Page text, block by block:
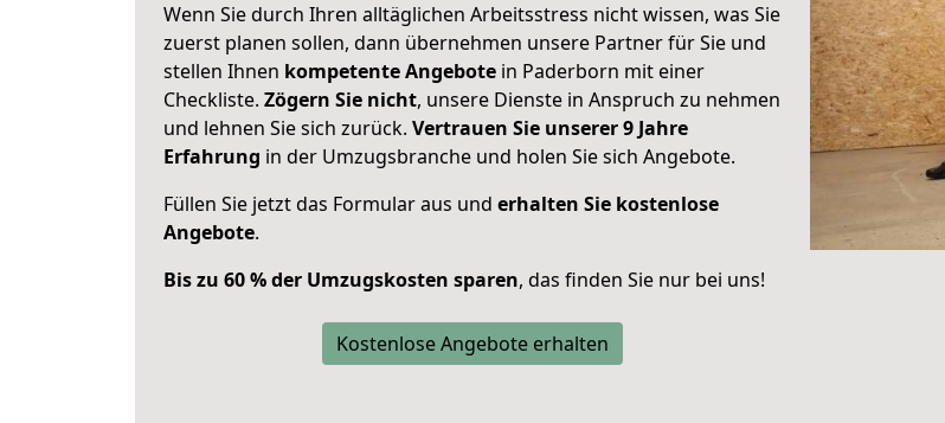
Wenn Sie durch Ihren alltäglichen Arbeitsstress nicht wissen, was Sie
zuerst planen sollen, dann übernehmen unsere Partner für Sie und
stellen Ihnen kompetente Angebote in Paderborn mit einer
Checkliste. Zögern Sie nicht, unsere Dienste in Anspruch zu nehmen
und lehnen Sie sich zurück. Vertrauen Sie unserer 9 Jahre
Erfahrung in der Umzugsbranche und holen Sie sich Angebote.
Füllen Sie jetzt das Formular aus und erhalten Sie kostenlose
Angebote.
Bis zu 60 % der Umzugskosten sparen, das finden Sie nur bei uns!
Kostenlose Angebote erhalten